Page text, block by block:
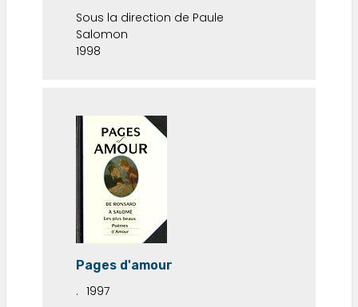
Sous la direction de Paule
Salomon
1998
Pages d'amour
. 1997